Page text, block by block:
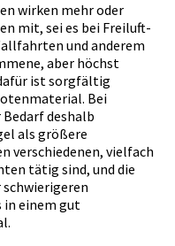
wirken mehr oder
mit, sei es bei Freiluft-
und anderem
aber höchst
ist sorgfältig
Bei
deshalb
als größere
verschiedenen, vielfach
tätig sind, und die
einem gut